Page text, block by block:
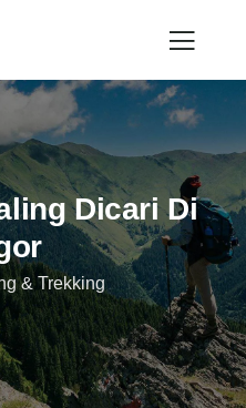
Dicari Di
& Trekking